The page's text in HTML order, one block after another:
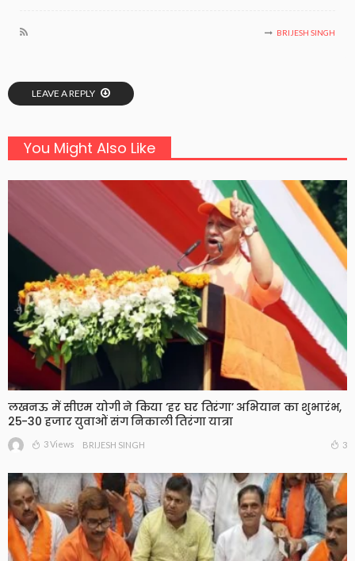
BRIJESH SINGH
LEAVE A REPLY
You Might Also Like
लखनऊ में सीएम योगी ने किया ‘हर घर तिरंगा’ अभियान का शुभारंभ,
25-30 हजार युवाओं संग निकाली तिरंगा यात्रा
3 Views BRIJESH SINGH 3